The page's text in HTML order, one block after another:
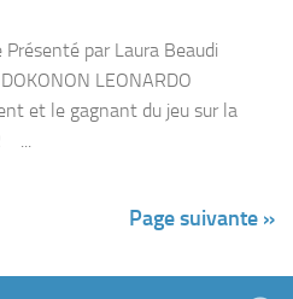
Présenté par Laura Beaudi
LEONARDO
et le gagnant du jeu sur la
...
Page suivante »